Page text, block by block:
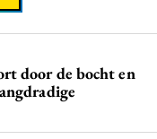
door de bocht en